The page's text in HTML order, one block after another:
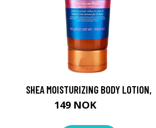
SHEA MOISTURIZING BODY LOTION,
149 NOK